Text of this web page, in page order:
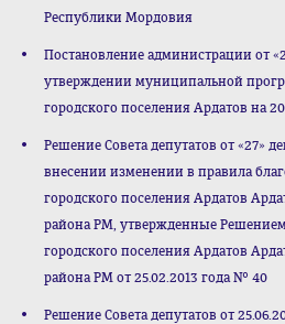
Республики Мордовия
Постановление администрации от
утверждении муниципальной
городского поселения Ардатов на
Решение Совета депутатов от «27»
внесении изменении в правила
городского поселения Ардатов
района РМ, утвержденные Решением
городского поселения Ардатов
района РМ от 25.02.2013 года № 40
Решение Совета депутатов от